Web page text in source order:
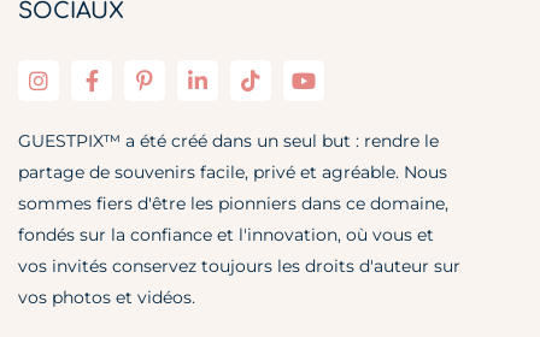
SOCIAUX
GUESTPIX™ a été créé dans un seul but : rendre le
partage de souvenirs facile, privé et agréable. Nous
sommes fiers d'être les pionniers dans ce domaine,
fondés sur la confiance et l'innovation, où vous et
vos invités conservez toujours les droits d'auteur sur
vos photos et vidéos.